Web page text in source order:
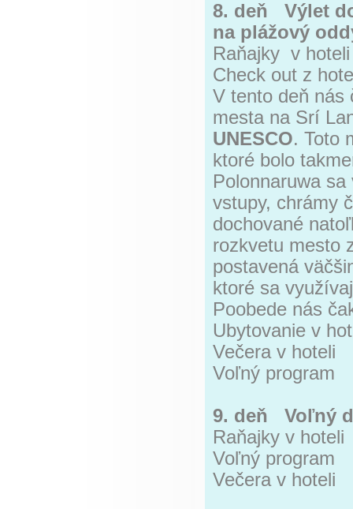
8. deň Výlet
na plážový
Raňajky v hoteli
Check out z
V tento deň nás
mesta na Srí
UNESCO. Toto
ktoré bolo
Polonnaruwa
vstupy, chrámy
dochované
rozkvetu mesto
postavená
ktoré sa
Poobede nás
Ubytovanie v
Večera v hoteli
Voľný program
9. deň Voľný
Raňajky v hoteli
Voľný program
Večera v hoteli